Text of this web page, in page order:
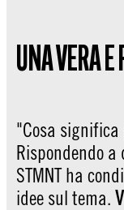
UNA VERA
"Cosa significa
Rispondendo
STMNT ha
idee sul tema.